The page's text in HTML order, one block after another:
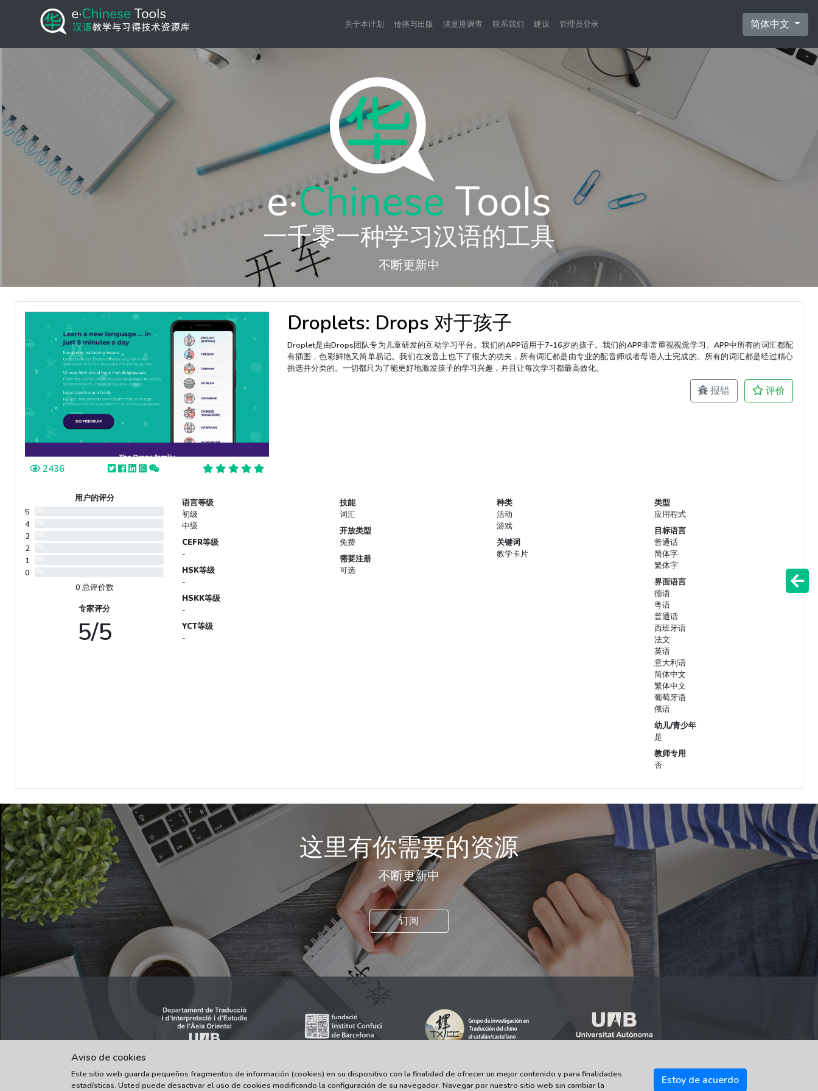
关于本计划 传播与出版 满意度调查 联系我们 建议 管理员登录 简体中文
一千零一种学习汉语的工具
不断更新中
2436
Droplets: Drops 对于孩子
Droplet是由Drops团队专为儿童研发的互动学习平台。我们的APP适用于7-16岁的孩子。我们的APP非常重视视觉学习。APP中所有的词汇都配
有插图，色彩鲜艳又简单易记。我们在发音上也下了很大的功夫，所有词汇都是由专业的配音师或者母语人士完成的。所有的词汇都是经过精心
挑选并分类的。一切都只为了能更好地激发孩子的学习兴趣，并且让每次学习都最高效化。
报错 评价
用户的评分
5
4
3
2
1
0
0 总评价数
专家评分
5/5
语言等级
初级
中级
CEFR等级
-
HSK等级
-
HSKK等级
-
YCT等级
-
技能
词汇
开放类型
免费
需要注册
可选
种类
活动
游戏
关键词
教学卡片
类型
应用程式
目标语言
普通话
简体字
繁体字
界面语言
德语
粤语
普通话
西班牙语
法文
英语
意大利语
简体中文
繁体中文
葡萄牙语
俄语
幼儿/青少年
是
教师专用
否
这里有你需要的资源
不断更新中
订阅
© 2021-2022 Universitat Autònoma de Barcelona
Aviso de cookies
Estoy de acuerdo
Este sitio web guarda pequeños fragmentos de información (cookies) en su dispositivo con la finalidad de ofrecer un mejor contenido y para finalidades
estadísticas. Usted puede desactivar el uso de cookies modificando la configuración de su navegador. Navegar por nuestro sitio web sin cambiar la